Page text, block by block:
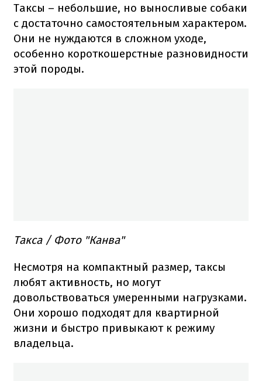
Таксы – небольшие, но выносливые собаки
с достаточно самостоятельным характером.
Они не нуждаются в сложном уходе,
особенно короткошерстные разновидности
этой породы.
Такса / Фото "Канва"
Несмотря на компактный размер, таксы
любят активность, но могут
довольствоваться умеренными нагрузками.
Они хорошо подходят для квартирной
жизни и быстро привыкают к режиму
владельца.